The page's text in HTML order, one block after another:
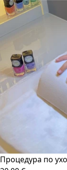
Процедура по